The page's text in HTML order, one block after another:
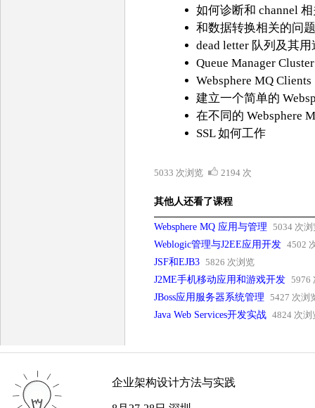
如何诊断和 channel
和数据转换相关的问
dead letter 队列及其用
Queue Manager Cluster
Websphere MQ Clients
建立一个简单的
在不同的 Websphere
SSL 如何工作
5033 次浏览 2194 次
其他人还看了课程
Websphere MQ 应用与管理 5034 次浏
Weblogic管理与J2EE应用开发 4502
JSF和EJB3 5826 次浏览
J2ME手机移动应用和游戏开发 5976
JBoss应用服务器系统管理 5427 次浏
Java Web Services开发实战 4824 次浏